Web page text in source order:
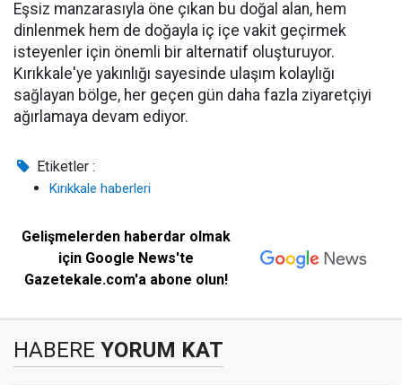
Eşsiz manzarasıyla öne çıkan bu doğal alan, hem
dinlenmek hem de doğayla iç içe vakit geçirmek
isteyenler için önemli bir alternatif oluşturuyor.
Kırıkkale'ye yakınlığı sayesinde ulaşım kolaylığı
sağlayan bölge, her geçen gün daha fazla ziyaretçiyi
ağırlamaya devam ediyor.
Etiketler :
Kırıkkale haberleri
Gelişmelerden haberdar olmak
için Google News'te
Gazetekale.com'a abone olun!
HABERE YORUM KAT